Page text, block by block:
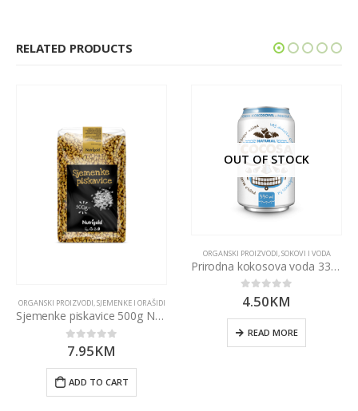
RELATED PRODUCTS
ORGANSKI PROIZVODI,SJEMENKE I ORAŠIDI
Sjemenke piskavice 500g Nutrigold
0out of 5
7.95KM
ADD TO CART
OUT OF STOCK
ORGANSKI PROIZVODI,SOKOVI I VODA
Prirodna kokosova voda 330ml
out of 5
4.50KM
READ MORE